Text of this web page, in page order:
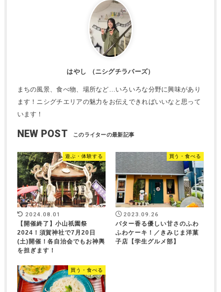
はやし （ニシグチラバーズ）
まちの風景、食べ物、場所など…いろいろな分野に興味があり
ます！ニシグチエリアの魅力をお伝えできればいいなと思って
います！
NEW POST
遊ぶ・体験する
2024.08.01
【開催終了】小山祇園祭
2024！須賀神社で7月20日
(土)開催！各自治会でもお神輿
を担ぎます！
買う・食べる
2023.09.26
バター香る優しい甘さのふわ
ふわケーキ！／きみじま洋菓
子店【学生グルメ部】
買う・食べる